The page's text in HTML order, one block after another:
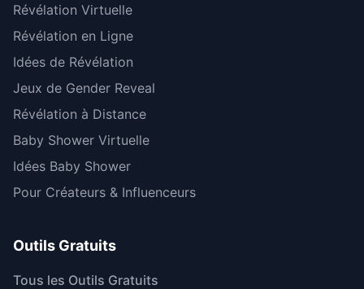
Révélation Virtuelle
Révélation en Ligne
Idées de Révélation
Jeux de Gender Reveal
Révélation à Distance
Baby Shower Virtuelle
Idées Baby Shower
Pour Créateurs & Influenceurs
Outils Gratuits
Tous les Outils Gratuits